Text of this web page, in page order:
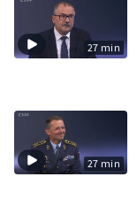
27 min
27 min